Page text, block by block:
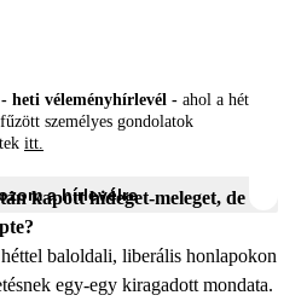
heti véleményhírlevél - ahol a hét
személyes gondolatok
itt.
a hírlevélre
kapott hideget-meleget, de
baloldali, liberális honlapokon
egy-egy kiragadott mondata.